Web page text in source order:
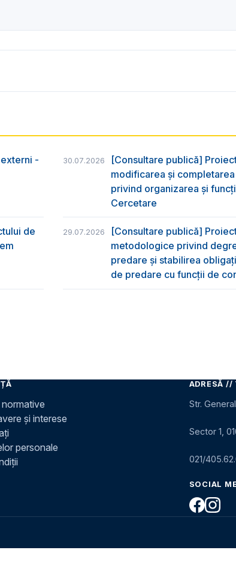
-
30.07.2026
[Consultare publică]
modificarea și
privind organizarea şi
Cercetare
de
29.07.2026
[Consultare publică]
metodologice privind
predare şi stabilirea
de predare cu funcții de
și interese
personale
ADRESĂ //
Str.
Sector 1,
021/
SOCIAL